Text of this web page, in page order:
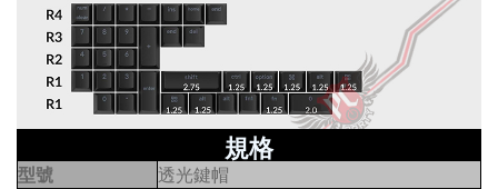
規格
型號
透光鍵帽